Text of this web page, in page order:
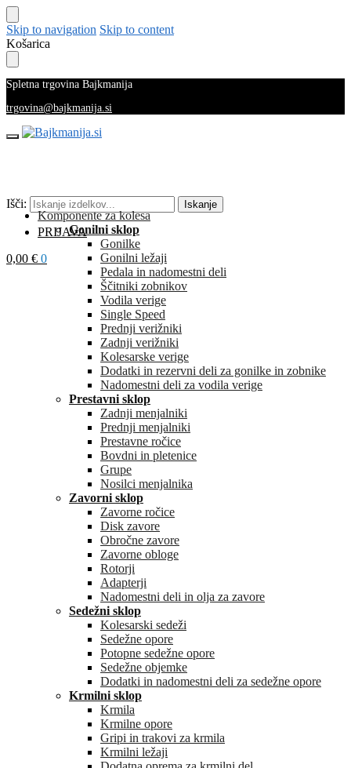
Skip to navigation Skip to content
Košarica
Spletna trgovina Bajkmanija
trgovina@bajkmanija.si
Išči: Iskanje
PRIJAVA
0,00 € 0
Komponente za kolesa
Gonilni sklop
Gonilke
Gonilni ležaji
Pedala in nadomestni deli
Ščitniki zobnikov
Vodila verige
Single Speed
Prednji verižniki
Zadnji verižniki
Kolesarske verige
Dodatki in rezervni deli za gonilke in zobnike
Nadomestni deli za vodila verige
Prestavni sklop
Zadnji menjalniki
Prednji menjalniki
Prestavne ročice
Bovdni in pletenice
Grupe
Nosilci menjalnika
Zavorni sklop
Zavorne ročice
Disk zavore
Obročne zavore
Zavorne obloge
Rotorji
Adapterji
Nadomestni deli in olja za zavore
Sedežni sklop
Kolesarski sedeži
Sedežne opore
Potopne sedežne opore
Sedežne objemke
Dodatki in nadomestni deli za sedežne opore
Krmilni sklop
Krmila
Krmilne opore
Gripi in trakovi za krmila
Krmilni ležaji